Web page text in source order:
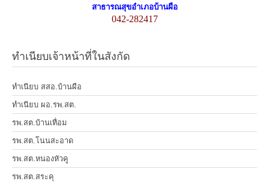
สาธารณสุขอำเภอบ้านผือ
042-282417
ทำเนียบเจ้าหน้าที่ในสังกัด
ทำเนียบ สสอ.บ้านผือ
ทำเนียบ ผอ.รพ.สต.
รพ.สต.บ้านเทื่อม
รพ.สต.โนนสะอาด
รพ.สต.หนองหัวคู
รพ.สต.สระคุ